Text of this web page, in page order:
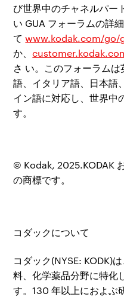
び世界中のチャネルパー
い GUA フォーラムの詳
て www.kodak.com/go/
か、
さ い。 このフォーラム
語、イタリア語、日本語
イン語に対応し、世界中
す。
© Kodak, 2025.KODAK
の商標です。
コダックについて
コダック(NYSE: KODK)
料、化学薬品分野に特化
す。130 年以上におよぶ